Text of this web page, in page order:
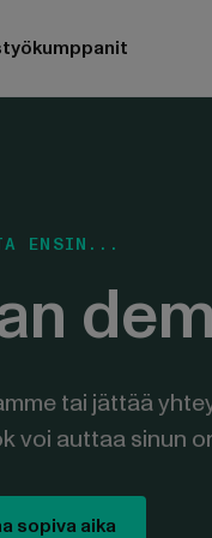
ENSIN...
tai jättää
voi auttaa sinun
sopiva aika